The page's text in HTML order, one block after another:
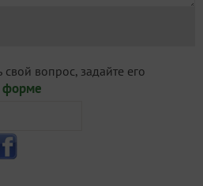
свой вопрос, задайте его
форме